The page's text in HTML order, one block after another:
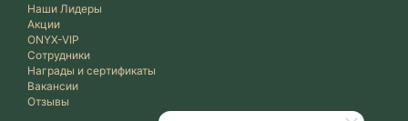
Наши Лидеры
Акции
ONYX-VIP
Сотрудники
Награды и сертификаты
Вакансии
Отзывы